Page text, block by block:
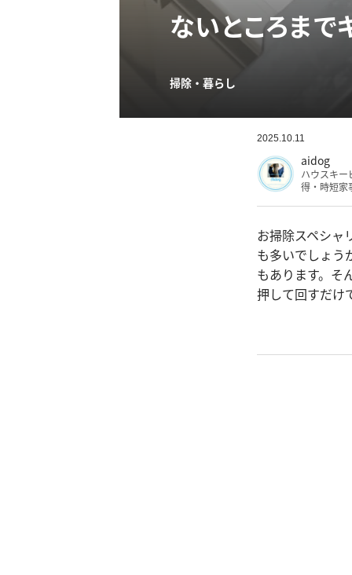
ないところまで
掃除・暮らし
2025.10.11
aidog
ハウスキー
得・時短家
お掃除スペシャ
も多いでしょう
もあります。そ
押して回すだけ